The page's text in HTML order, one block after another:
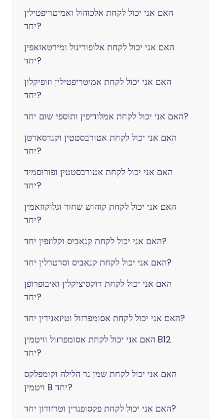
האם אני יכול לקחת אלכוהול ואמיטריפטילין
יחד?
האם אני יכול לקחת אלופורינול ומירטאזאפין
יחד?
האם אני יכול לקחת אמיטריפטילין וזופיקלון
יחד?
האם אני יכול לקחת אמלודיפין ותוספי שום יחד?
האם אני יכול לקחת אטורבסטטין וקנדסארטן
יחד?
האם אני יכול לקחת אטורבסטטין ופורוסמיד
יחד?
האם אני יכול לקחת קוהוש שחור וגלוקוזאמין
יחד?
האם אני יכול לקחת קנאביס וקלוזפין יחד?
האם אני יכול לקחת קנאביס וסרטרלין יחד?
האם אני יכול לקחת דוקסיציקלין ואיבופרופן
יחד?
האם אני יכול לקחת אסומפרזול וטיזאנידין יחד?
האם אני יכול לקחת אסומפרזול וויטמין B12
יחד?
האם אני יכול לקחת שמן נר הלילה וקומפלקס
ויטמין B יחד?
האם אני יכול לקחת פקסופנדין וטרזודון יחד?